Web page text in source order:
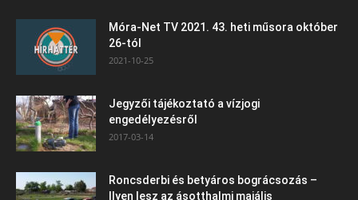
Móra-Net TV 2021. 43. heti műsora október
26-tól
2021-10-25
Jegyzői tájékoztató a vízjogi
engedélyezésről
2017-03-14
Roncsderbi és betyáros bográcsozás –
Ilyen lesz az ásotthalmi majális